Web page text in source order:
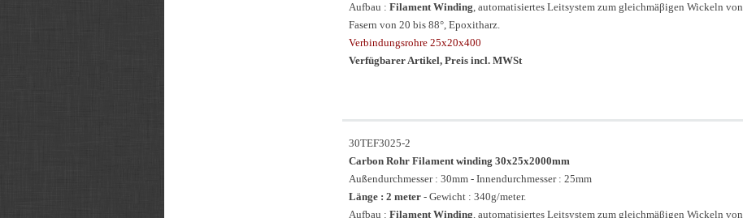
Aufbau : Filament Winding, automatisiertes Leitsystem zum gleichmäβigen Wickeln von
Fasern von 20 bis 88°, Epoxitharz.
Verbindungsrohre 25x20x400
Verfügbarer Artikel, Preis incl. MWSt
30TEF3025-2
Carbon Rohr Filament winding 30x25x2000mm
Außendurchmesser : 30mm - Innendurchmesser : 25mm
Länge : 2 meter - Gewicht : 340g/meter.
Aufbau : Filament Winding, automatisiertes Leitsystem zum gleichmäβigen Wickeln von